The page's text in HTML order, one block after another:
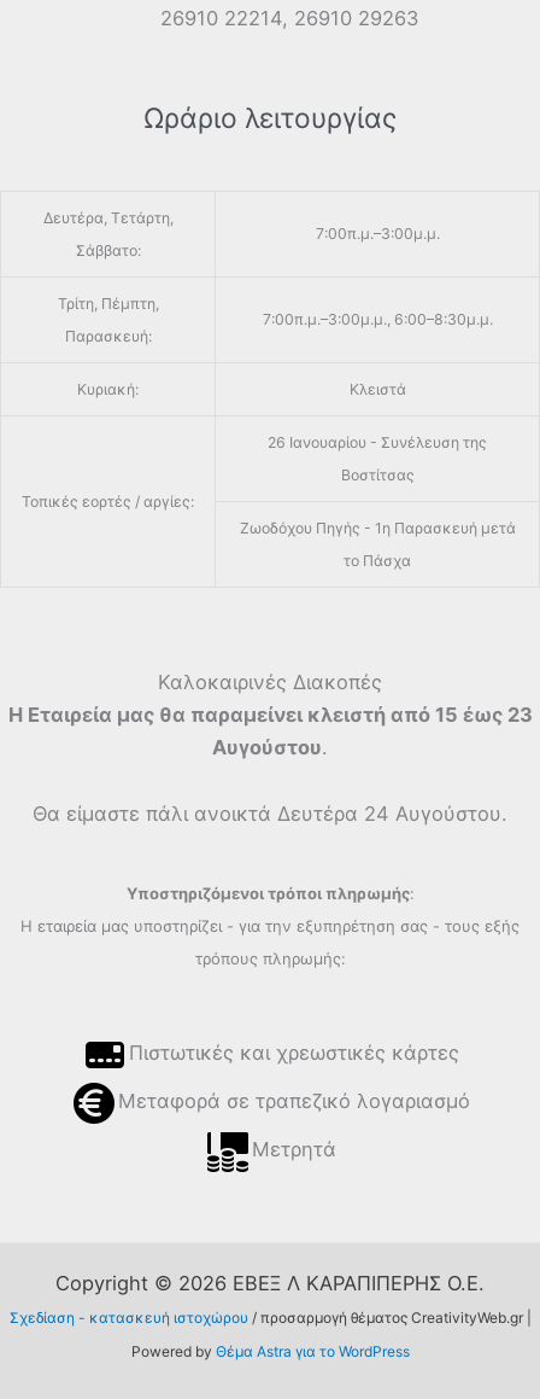
26910 22214, 26910 29263
Ωράριο λειτουργίας
Δευτέρα, Τετάρτη,
Σάββατο:
7:00π.μ.–3:00μ.μ.
Τρίτη, Πέμπτη,
Παρασκευή:
7:00π.μ.–3:00μ.μ., 6:00–8:30μ.μ.
Κυριακή: Κλειστά
Τοπικές εορτές / αργίες:
26 Ιανουαρίου - Συνέλευση της
Βοστίτσας
Ζωοδόχου Πηγής - 1η Παρασκευή μετά
το Πάσχα
Καλοκαιρινές Διακοπές
Η Εταιρεία μας θα παραμείνει κλειστή από 15 έως 23
Αυγούστου.
Θα είμαστε πάλι ανοικτά Δευτέρα 24 Αυγούστου.
Υποστηριζόμενοι τρόποι πληρωμής:
Η εταιρεία μας υποστηρίζει - για την εξυπηρέτηση σας - τους εξής
τρόπους πληρωμής:
Πιστωτικές και χρεωστικές κάρτες
Μεταφορά σε τραπεζικό λογαριασμό
Μετρητά
Copyright © 2026 ΕΒΕΞ Λ ΚΑΡΑΠΙΠΕΡΗΣ Ο.Ε.
Σχεδίαση - κατασκευή ιστοχώρου / προσαρμογή θέματος CreativityWeb.gr |
Powered by Θέμα Astra για το WordPress